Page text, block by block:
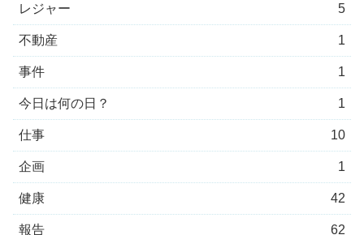
レジャー 5
不動産 1
事件 1
今日は何の日？ 1
仕事 10
企画 1
健康 42
報告 62